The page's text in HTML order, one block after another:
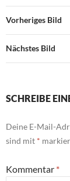
Vorheriges Bild
Nächstes Bild
SCHREIBE
Deine E-Mail-
sind mit *
Kommentar *